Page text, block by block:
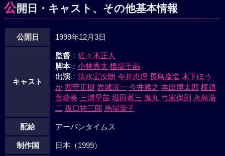
公開日・キャスト、その他基本情報
公開日 1999年12月3日
キャスト
監督： 佐々木正人
脚本： 小林秀夫 橋場千晶
出演： 清水宏次朗 今井恵理 長島慶造 木下ほう
か 西守正樹 岩城滉一 今井雅之 本田博太郎 横須
賀蓉美 三浦早苗 堀田眞三 鬼丸 弓家保則 永島浩
二 坂口祐三郎 馬場喬子
配給 アーバンタイムス
制作国 日本（1999）